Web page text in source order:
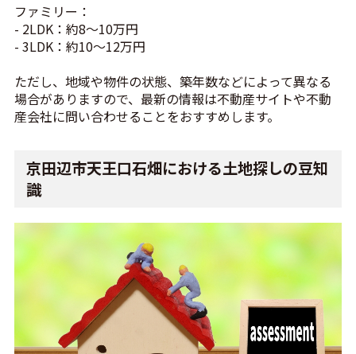
ファミリー：
- 2LDK：約8～10万円
- 3LDK：約10～12万円
ただし、地域や物件の状態、築年数などによって異なる
場合がありますので、最新の情報は不動産サイトや不動
産会社に問い合わせることをおすすめします。
京田辺市天王口石畑における土地探しの豆知
識